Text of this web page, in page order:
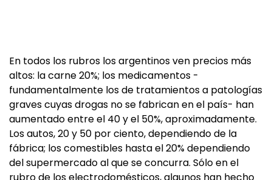
En todos los rubros los argentinos ven precios más
altos: la carne 20%; los medicamentos -
fundamentalmente los de tratamientos a patologías
graves cuyas drogas no se fabrican en el país- han
aumentado entre el 40 y el 50%, aproximadamente.
Los autos, 20 y 50 por ciento, dependiendo de la
fábrica; los comestibles hasta el 20% dependiendo
del supermercado al que se concurra. Sólo en el